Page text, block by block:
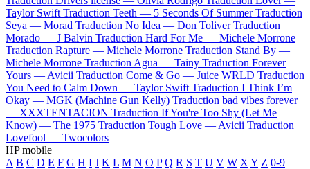
Taylor Swift Traduction Teeth — 5 Seconds Of Summer Traduction
Seya — Morad Traduction No Idea — Don Toliver Traduction
Morado — J Balvin Traduction Hard For Me — Michele Morrone
Traduction Rapture — Michele Morrone Traduction Stand By —
Michele Morrone Traduction Agua — Tainy Traduction Forever
Yours — Avicii Traduction Come & Go — Juice WRLD Traduction
You Need to Calm Down — Taylor Swift Traduction I Think I’m
Okay — MGK (Machine Gun Kelly) Traduction bad vibes forever
— XXXTENTACION Traduction If You're Too Shy (Let Me
Know) — The 1975 Traduction Tough Love — Avicii Traduction
Lovefool — Twocolors
HP mobile
A B C D E F G H I J K L M N O P Q R S T U V W X Y Z 0-9